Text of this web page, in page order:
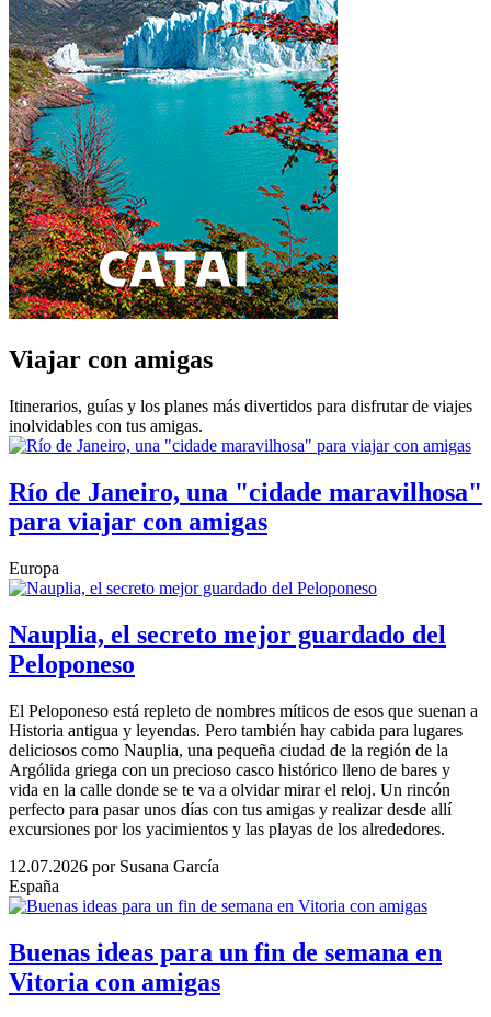
Viajar con amigas
Itinerarios, guías y los planes más divertidos para disfrutar de viajes
inolvidables con tus amigas.
Río de Janeiro, una "cidade maravilhosa"
para viajar con amigas
Europa
Nauplia, el secreto mejor guardado del
Peloponeso
El Peloponeso está repleto de nombres míticos de esos que suenan a
Historia antigua y leyendas. Pero también hay cabida para lugares
deliciosos como Nauplia, una pequeña ciudad de la región de la
Argólida griega con un precioso casco histórico lleno de bares y
vida en la calle donde se te va a olvidar mirar el reloj. Un rincón
perfecto para pasar unos días con tus amigas y realizar desde allí
excursiones por los yacimientos y las playas de los alrededores.
12.07.2026 por Susana García
España
Buenas ideas para un fin de semana en
Vitoria con amigas